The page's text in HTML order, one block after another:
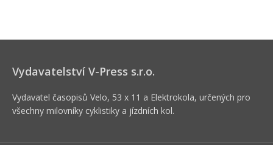
Vydavatelství V-Press s.r.o.
Vydavatel časopisů Velo, 53 x 11 a Elektrokola, určených pro
všechny milovníky cyklistiky a jízdních kol.